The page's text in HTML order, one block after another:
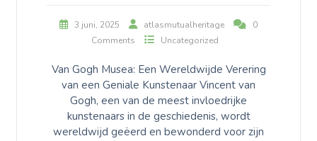
3 juni, 2025 atlasmutualheritage
0
Comments
Uncategorized
Van Gogh Musea: Een Wereldwijde Verering
van een Geniale Kunstenaar Vincent van
Gogh, een van de meest invloedrijke
kunstenaars in de geschiedenis, wordt
wereldwijd geëerd en bewonderd voor zijn